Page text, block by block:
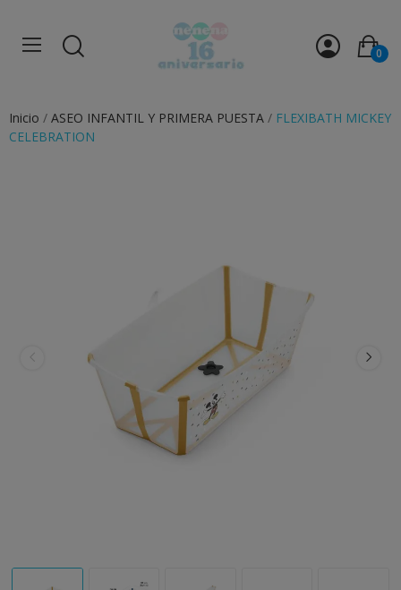
0
Inicio ASEO INFANTIL Y PRIMERA PUESTA
FLEXIBATH MICKEY
CELEBRATION